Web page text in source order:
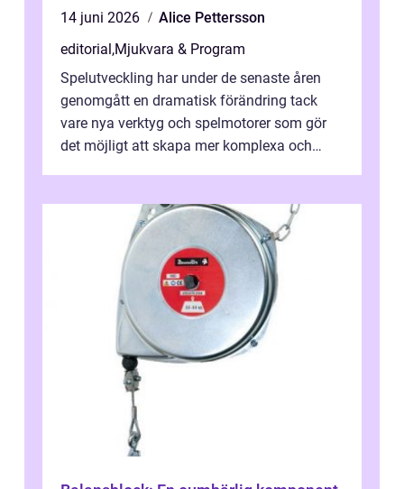
14 juni 2026
Alice Pettersson
editorial,Mjukvara & Program
Spelutveckling har under de senaste åren
genomgått en dramatisk förändring tack
vare nya verktyg och spelmotorer som gör
det möjligt att skapa mer komplexa och